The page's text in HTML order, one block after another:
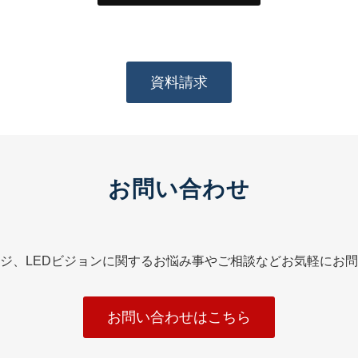
資料請求
お問い合わせ
、LEDビジョンに関するお悩み事やご相談などお気軽にお問
お問い合わせはこちら